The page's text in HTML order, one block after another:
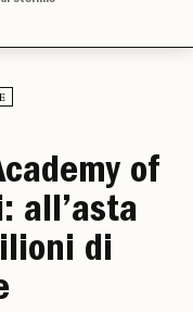
of
all’asta
di